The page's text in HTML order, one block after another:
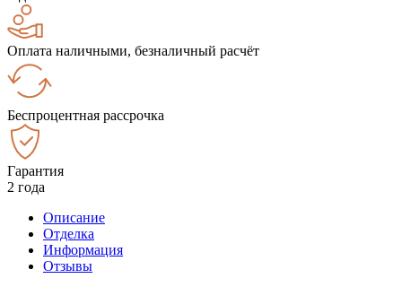
Оплата наличными, безналичный расчёт
Беспроцентная рассрочка
Гарантия
2 года
Описание
Отделка
Информация
Отзывы